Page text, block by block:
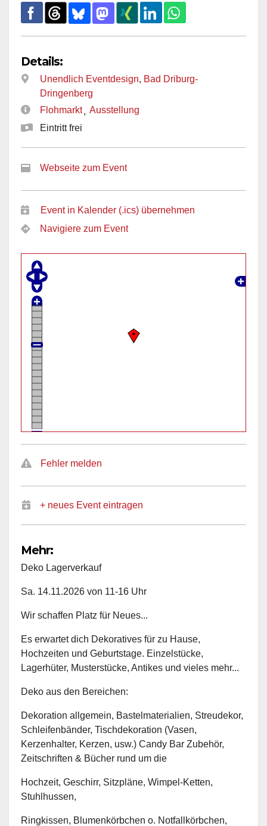
Details:
Unendlich Eventdesign, Bad Driburg-
Dringenberg
Flohmarkt, Ausstellung
Eintritt frei
Webseite zum Event
Event in Kalender (.ics) übernehmen
Navigiere zum Event
Fehler melden
+ neues Event eintragen
Mehr:
Deko Lagerverkauf
Sa. 14.11.2026 von 11-16 Uhr
Wir schaffen Platz für Neues...
Es erwartet dich Dekoratives für zu Hause,
Hochzeiten und Geburtstage. Einzelstücke,
Lagerhüter, Musterstücke, Antikes und vieles mehr...
Deko aus den Bereichen:
Dekoration allgemein, Bastelmaterialien, Streudekor,
Schleifenbänder, Tischdekoration (Vasen,
Kerzenhalter, Kerzen, usw.) Candy Bar Zubehör,
Zeitschriften & Bücher rund um die
Hochzeit, Geschirr, Sitzpläne, Wimpel-Ketten,
Stuhlhussen,
Ringkissen, Blumenkörbchen o. Notfallkörbchen,